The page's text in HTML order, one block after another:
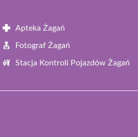
Apteka Żagań
Fotograf Żagań
Stacja Kontroli Pojazdów Żagań